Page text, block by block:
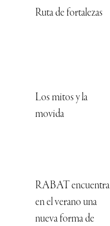
Ruta de fortalezas
Los mitos y la
movida
RABAT encuentra
en el verano una
nueva forma de